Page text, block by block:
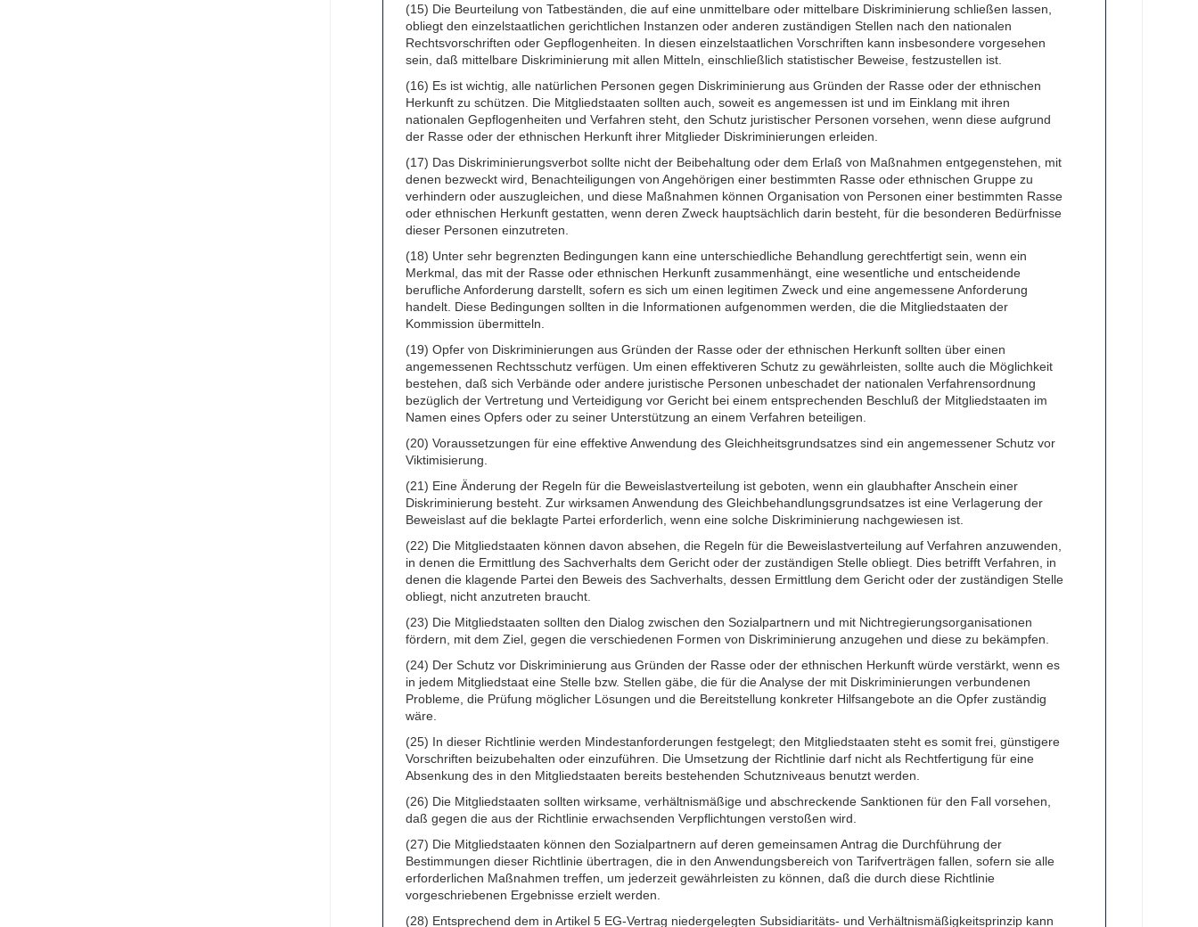
(15) Die Beurteilung von Tatbeständen, die auf eine unmittelbare oder mittelbare Diskriminierung schließen lassen,
obliegt den einzelstaatlichen gerichtlichen Instanzen oder anderen zuständigen Stellen nach den nationalen
Rechtsvorschriften oder Gepflogenheiten. In diesen einzelstaatlichen Vorschriften kann insbesondere vorgesehen
sein, daß mittelbare Diskriminierung mit allen Mitteln, einschließlich statistischer Beweise, festzustellen ist.
(16) Es ist wichtig, alle natürlichen Personen gegen Diskriminierung aus Gründen der Rasse oder der ethnischen
Herkunft zu schützen. Die Mitgliedstaaten sollten auch, soweit es angemessen ist und im Einklang mit ihren
nationalen Gepflogenheiten und Verfahren steht, den Schutz juristischer Personen vorsehen, wenn diese aufgrund
der Rasse oder der ethnischen Herkunft ihrer Mitglieder Diskriminierungen erleiden.
(17) Das Diskriminierungsverbot sollte nicht der Beibehaltung oder dem Erlaß von Maßnahmen entgegenstehen, mit
denen bezweckt wird, Benachteiligungen von Angehörigen einer bestimmten Rasse oder ethnischen Gruppe zu
verhindern oder auszugleichen, und diese Maßnahmen können Organisation von Personen einer bestimmten Rasse
oder ethnischen Herkunft gestatten, wenn deren Zweck hauptsächlich darin besteht, für die besonderen Bedürfnisse
dieser Personen einzutreten.
(18) Unter sehr begrenzten Bedingungen kann eine unterschiedliche Behandlung gerechtfertigt sein, wenn ein
Merkmal, das mit der Rasse oder ethnischen Herkunft zusammenhängt, eine wesentliche und entscheidende
berufliche Anforderung darstellt, sofern es sich um einen legitimen Zweck und eine angemessene Anforderung
handelt. Diese Bedingungen sollten in die Informationen aufgenommen werden, die die Mitgliedstaaten der
Kommission übermitteln.
(19) Opfer von Diskriminierungen aus Gründen der Rasse oder der ethnischen Herkunft sollten über einen
angemessenen Rechtsschutz verfügen. Um einen effektiveren Schutz zu gewährleisten, sollte auch die Möglichkeit
bestehen, daß sich Verbände oder andere juristische Personen unbeschadet der nationalen Verfahrensordnung
bezüglich der Vertretung und Verteidigung vor Gericht bei einem entsprechenden Beschluß der Mitgliedstaaten im
Namen eines Opfers oder zu seiner Unterstützung an einem Verfahren beteiligen.
(20) Voraussetzungen für eine effektive Anwendung des Gleichheitsgrundsatzes sind ein angemessener Schutz vor
Viktimisierung.
(21) Eine Änderung der Regeln für die Beweislastverteilung ist geboten, wenn ein glaubhafter Anschein einer
Diskriminierung besteht. Zur wirksamen Anwendung des Gleichbehandlungsgrundsatzes ist eine Verlagerung der
Beweislast auf die beklagte Partei erforderlich, wenn eine solche Diskriminierung nachgewiesen ist.
(22) Die Mitgliedstaaten können davon absehen, die Regeln für die Beweislastverteilung auf Verfahren anzuwenden,
in denen die Ermittlung des Sachverhalts dem Gericht oder der zuständigen Stelle obliegt. Dies betrifft Verfahren, in
denen die klagende Partei den Beweis des Sachverhalts, dessen Ermittlung dem Gericht oder der zuständigen Stelle
obliegt, nicht anzutreten braucht.
(23) Die Mitgliedstaaten sollten den Dialog zwischen den Sozialpartnern und mit Nichtregierungsorganisationen
fördern, mit dem Ziel, gegen die verschiedenen Formen von Diskriminierung anzugehen und diese zu bekämpfen.
(24) Der Schutz vor Diskriminierung aus Gründen der Rasse oder der ethnischen Herkunft würde verstärkt, wenn es
in jedem Mitgliedstaat eine Stelle bzw. Stellen gäbe, die für die Analyse der mit Diskriminierungen verbundenen
Probleme, die Prüfung möglicher Lösungen und die Bereitstellung konkreter Hilfsangebote an die Opfer zuständig
wäre.
(25) In dieser Richtlinie werden Mindestanforderungen festgelegt; den Mitgliedstaaten steht es somit frei, günstigere
Vorschriften beizubehalten oder einzuführen. Die Umsetzung der Richtlinie darf nicht als Rechtfertigung für eine
Absenkung des in den Mitgliedstaaten bereits bestehenden Schutzniveaus benutzt werden.
(26) Die Mitgliedstaaten sollten wirksame, verhältnismäßige und abschreckende Sanktionen für den Fall vorsehen,
daß gegen die aus der Richtlinie erwachsenden Verpflichtungen verstoßen wird.
(27) Die Mitgliedstaaten können den Sozialpartnern auf deren gemeinsamen Antrag die Durchführung der
Bestimmungen dieser Richtlinie übertragen, die in den Anwendungsbereich von Tarifverträgen fallen, sofern sie alle
erforderlichen Maßnahmen treffen, um jederzeit gewährleisten zu können, daß die durch diese Richtlinie
vorgeschriebenen Ergebnisse erzielt werden.
(28) Entsprechend dem in Artikel 5 EG-Vertrag niedergelegten Subsidiaritäts- und Verhältnismäßigkeitsprinzip kann